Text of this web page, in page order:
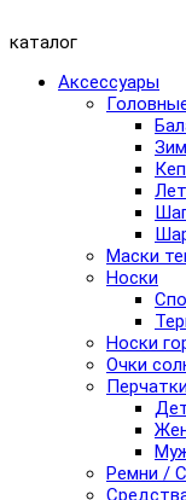
каталог
Аксессуары
Маски
Носки
Носки
Очки
Ремни /